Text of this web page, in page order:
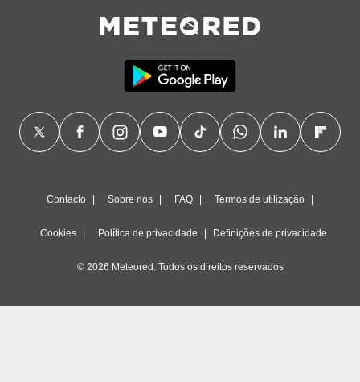
Contacto Sobre nós FAQ Termos de utilização
Cookies Política de privacidade Definições de privacidade
© 2026 Meteored. Todos os direitos reservados